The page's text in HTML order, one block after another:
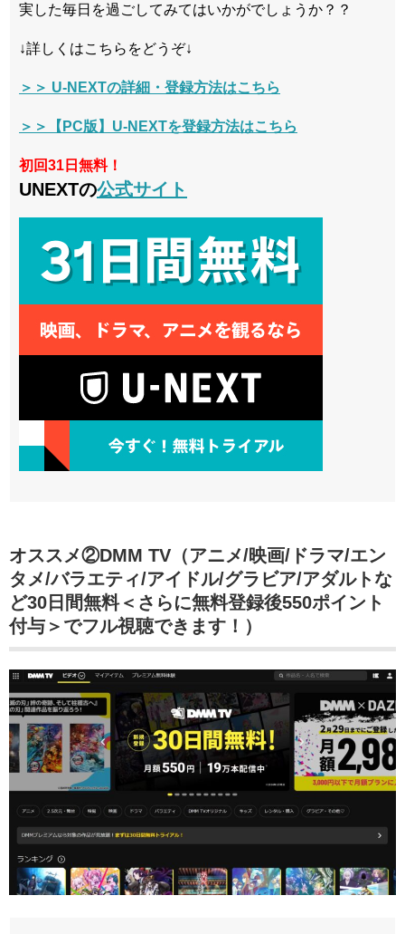
実した毎日を過ごしてみてはいかがでしょうか？？
↓詳しくはこちらをどうぞ↓
＞＞ U-NEXTの詳細・登録方法はこちら
＞＞【PC版】U-NEXTを登録方法はこちら
初回31日無料！
UNEXTの公式サイト
オススメ②DMM TV（アニメ/映画/ドラマ/エン
タメ/バラエティ/アイドル/グラビア/アダルトな
ど30日間無料＜さらに無料登録後550ポイント
付与＞でフル視聴できます！）